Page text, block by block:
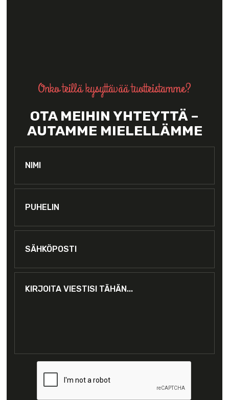
Onko teillä kysyttävää tuotteistamme?
OTA MEIHIN YHTEYTTÄ –
AUTAMME MIELELLÄMME
viestisi